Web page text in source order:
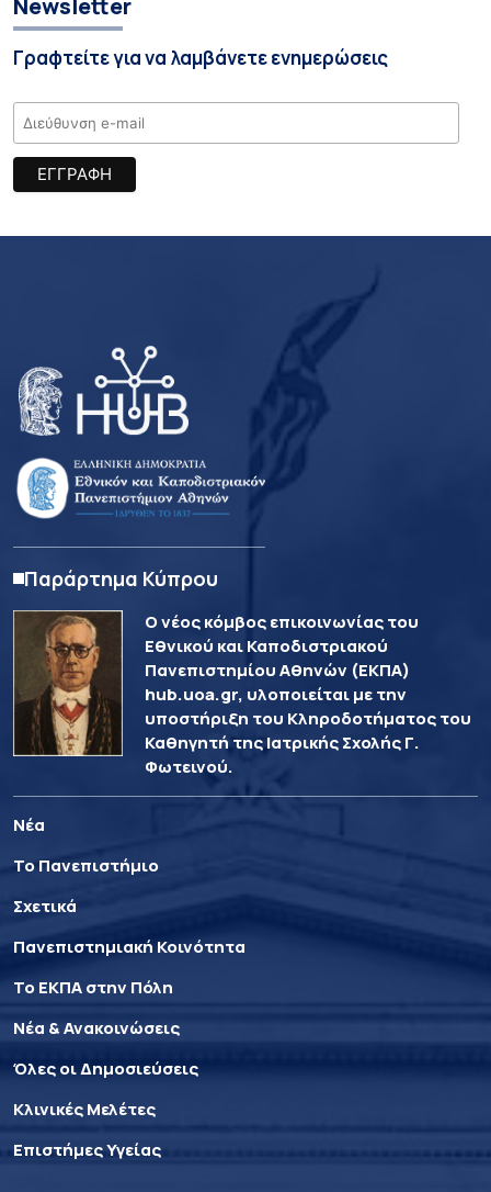
Newsletter
Γραφτείτε για να λαμβάνετε ενημερώσεις
Παράρτημα Κύπρου
Ο νέος κόμβος επικοινωνίας του
Εθνικού και Καποδιστριακού
Πανεπιστημίου Αθηνών (ΕΚΠΑ)
hub.uoa.gr, υλοποιείται με την
υποστήριξη του Κληροδοτήματος του
Καθηγητή της Ιατρικής Σχολής Γ.
Φωτεινού.
Νέα
Το Πανεπιστήμιο
Σχετικά
Πανεπιστημιακή Κοινότητα
Το ΕΚΠΑ στην Πόλη
Νέα & Ανακοινώσεις
Όλες οι Δημοσιεύσεις
Κλινικές Μελέτες
Επιστήμες Υγείας